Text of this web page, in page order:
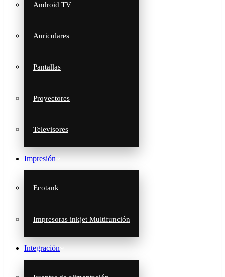
Android TV
Auriculares
Pantallas
Proyectores
Televisores
Impresión
Ecotank
Impresoras inkjet Multifunción
Integración